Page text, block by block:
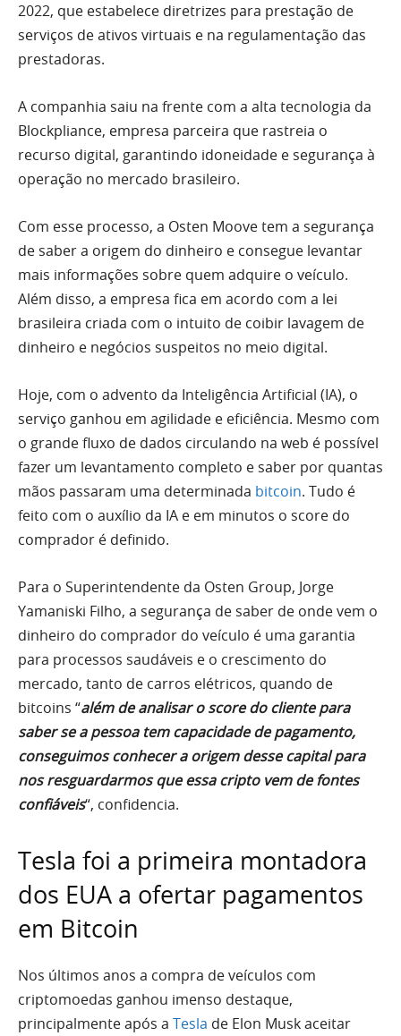
2022, que estabelece diretrizes para prestação de
serviços de ativos virtuais e na regulamentação das
prestadoras.
A companhia saiu na frente com a alta tecnologia da
Blockpliance, empresa parceira que rastreia o
recurso digital, garantindo idoneidade e segurança à
operação no mercado brasileiro.
Com esse processo, a Osten Moove tem a segurança
de saber a origem do dinheiro e consegue levantar
mais informações sobre quem adquire o veículo.
Além disso, a empresa fica em acordo com a lei
brasileira criada com o intuito de coibir lavagem de
dinheiro e negócios suspeitos no meio digital.
Hoje, com o advento da Inteligência Artificial (IA), o
serviço ganhou em agilidade e eficiência. Mesmo com
o grande fluxo de dados circulando na web é possível
fazer um levantamento completo e saber por quantas
mãos passaram uma determinada bitcoin. Tudo é
feito com o auxílio da IA e em minutos o score do
comprador é definido.
Para o Superintendente da Osten Group, Jorge
Yamaniski Filho, a segurança de saber de onde vem o
dinheiro do comprador do veículo é uma garantia
para processos saudáveis e o crescimento do
mercado, tanto de carros elétricos, quando de
bitcoins “além de analisar o score do cliente para
saber se a pessoa tem capacidade de pagamento,
conseguimos conhecer a origem desse capital para
nos resguardarmos que essa cripto vem de fontes
confiáveis“, confidencia.
Tesla foi a primeira montadora
dos EUA a ofertar pagamentos
em Bitcoin
Nos últimos anos a compra de veículos com
criptomoedas ganhou imenso destaque,
principalmente após a Tesla de Elon Musk aceitar